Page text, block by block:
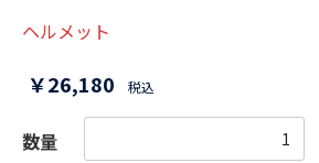
ヘルメット
￥26,180 税込
数量